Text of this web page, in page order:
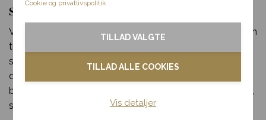
Cookie og privatlivspolitik
TILLAD ALLE COOKIES
TILLAD VALGTE
Vis detaljer
Sådan bestiller du blomster til Køge
Vi har gjort det nemt for dig at bestille din blomsterhilsen
til levering i Køge. Du vælger hvilket produkt du ønsker,
skriver din personlige hilsen på etkort og vælger hvilken
dato i kalenden vi skal levere din hilsen. Det er nemt og
bekvemt, og du får tilsendt en ordrebekræftelse på mail,
så du kan se hvad du har bestilt.
Tak & omtanke
Kondolence
Blomster til hjemmet
Noget andet